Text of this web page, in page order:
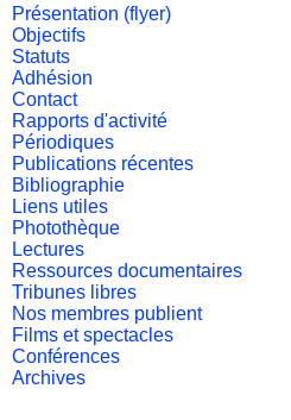
Présentation (flyer)
Objectifs
Statuts
Adhésion
Contact
Rapports d'activité
Périodiques
Publications récentes
Bibliographie
Liens utiles
Photothèque
Lectures
Ressources documentaires
Tribunes libres
Nos membres publient
Films et spectacles
Conférences
Archives